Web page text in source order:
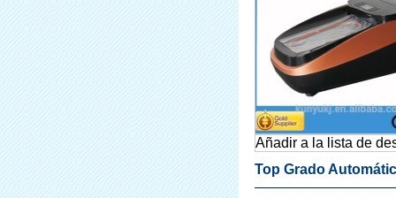
Añadir a la lista de
Top Grado